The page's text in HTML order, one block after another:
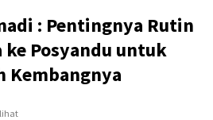
: Pentingnya Rutin
Posyandu untuk
Kembangnya